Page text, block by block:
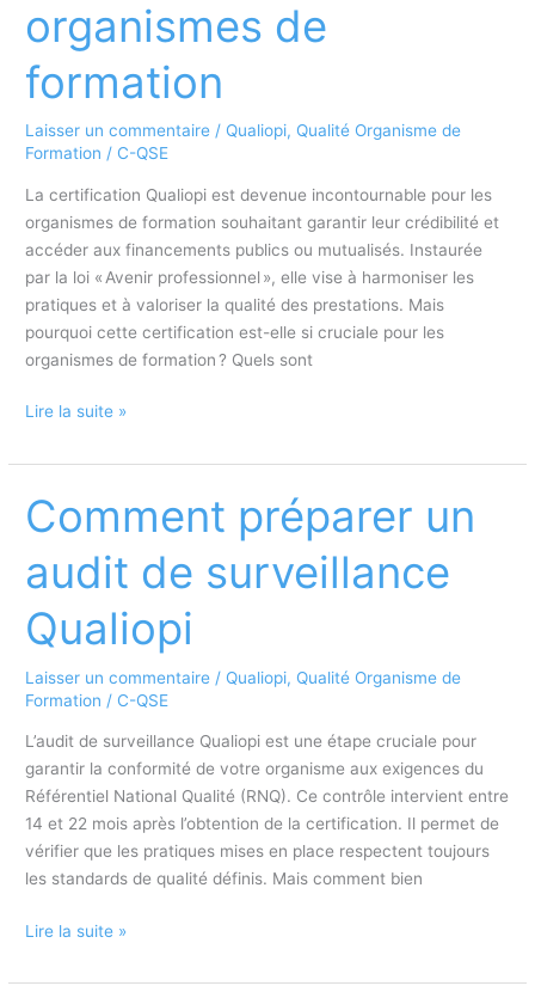
la
certification
Qualiopi
organismes de
formation
Laisser un commentaire / Qualiopi, Qualité Organisme de
Formation / C-QSE
La certification Qualiopi est devenue incontournable pour les
organismes de formation souhaitant garantir leur crédibilité et
accéder aux financements publics ou mutualisés. Instaurée
par la loi « Avenir professionnel », elle vise à harmoniser les
pratiques et à valoriser la qualité des prestations. Mais
pourquoi cette certification est-elle si cruciale pour les
organismes de formation ? Quels sont
La
Qualiopi
les
de
Lire la suite »
Comment préparer un
audit de surveillance
Qualiopi
Laisser un commentaire / Qualiopi, Qualité Organisme de
Formation / C-QSE
L’audit de surveillance Qualiopi est une étape cruciale pour
garantir la conformité de votre organisme aux exigences du
Référentiel National Qualité (RNQ). Ce contrôle intervient entre
14 et 22 mois après l’obtention de la certification. Il permet de
vérifier que les pratiques mises en place respectent toujours
les standards de qualité définis. Mais comment bien
Comment
un
Lire la suite »